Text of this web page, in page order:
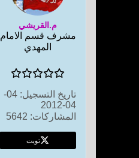
م.القريشي
مشرف قسم الامام
المهدي
تاريخ التسجيل:
04-
04-2012
المشاركات: 5642
تويت